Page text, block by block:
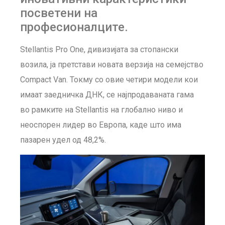
посветени на
професионалците.
Stellantis Pro One, дивизијата за стопански
возила, ја претстави новата верзија на семејство
Compact Van. Токму со овие четири модели кои
имаат заедничка ДНК, се најпродаваната гама
во рамките на Stellantis на глобално ниво и
неоспорен лидер во Европа, каде што има
пазарен удел од 48,2%.